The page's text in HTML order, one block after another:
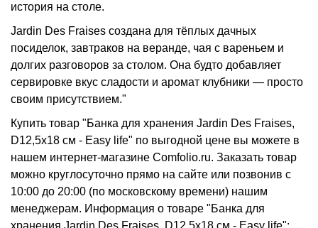
история на столе.
Jardin Des Fraises создана для тёплых дачных
посиделок, завтраков на веранде, чая с вареньем и
долгих разговоров за столом. Она будто добавляет
сервировке вкус сладости и аромат клубники — просто
своим присутствием."
Купить товар "Банка для хранения Jardin Des Fraises,
D12,5х18 см - Easy life" по выгодной цене вы можете в
нашем интернет-магазине Comfolio.ru. Заказать товар
можно круглосуточно прямо на сайте или позвонив с
10:00 до 20:00 (по московскому времени) нашим
менеджерам. Информация о товаре "Банка для
хранения Jardin Des Fraises, D12,5х18 см - Easy life":